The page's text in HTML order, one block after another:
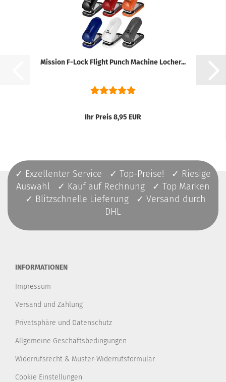
Mission F-Lock Flight Punch Machine Locher...
Ihr Preis 8,95 EUR
✓ Exzellenter Service ✓ Top-Preise! ✓ Riesige
Auswahl ✓ Kauf auf Rechnung ✓ Top Marken
✓ Blitzschnelle Lieferung ✓ Versand durch
DHL
INFORMATIONEN
Impressum
Versand und Zahlung
Privatsphäre und Datenschutz
Allgemeine Geschäftsbedingungen
Widerrufsrecht & Muster-Widerrufsformular
Cookie Einstellungen